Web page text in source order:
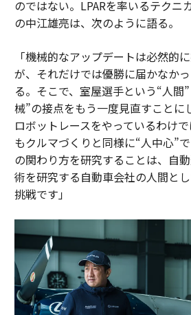
のではない。LPARを率いるテクニ
の中江雄亮は、次のように語る。
「機械的なアップデートは必然的
が、それだけでは優勝に届かなか
る。そこで、室屋選手という“人間
械”の接点をもう一度見直すことに
ロボットレースをやっているわけ
もクルマづくりと同様に“人中心”
の関わり方を研究することは、自
術を研究する自動車会社の人間と
挑戦です」